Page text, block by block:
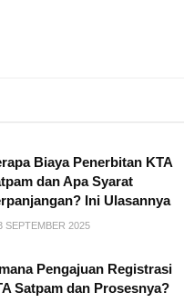
Biaya Penerbitan KTA
dan Apa Syarat
Ini Ulasannya
SEPTEMBER 2025
Pengajuan Registrasi
Satpam dan Prosesnya?